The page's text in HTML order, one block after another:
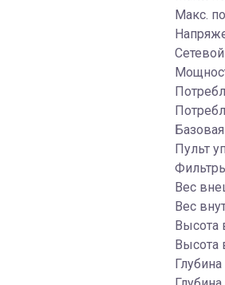
Макс.
Пульт
Вес
Вес
Высота
Высота